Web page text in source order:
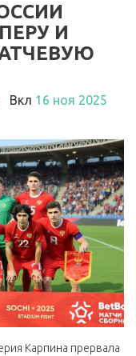
И
Вкл 16 ноя 2025
Карпина прервала